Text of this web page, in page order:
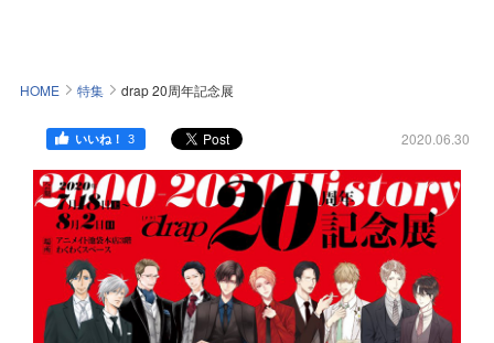
HOME 特集 drap 20周年記念展
2020.06.30